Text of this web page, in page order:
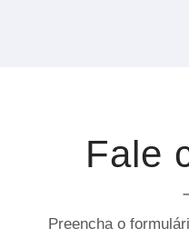
Fale
Preencha o